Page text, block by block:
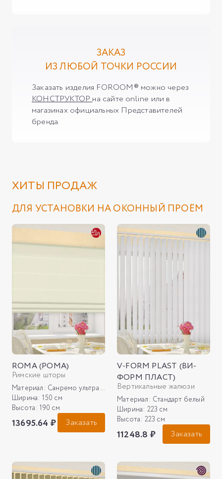
ЗАКАЗ
ИЗ ЛЮБОЙ ТОЧКИ РОССИИ
Заказать изделия FOROOM® можно через
КОНСТРУКТОР на сайте online или в
магазинах официальных Представителей
бренда.
ХИТЫ ПРОДАЖ
ДЛЯ УСТАНОВКИ НА ОКОННЫЙ ПРОЁМ
ROMA (РОМА)
Римские шторы
Материал: Санремо ультра 02, кремовый
Ширина: 150 см
Высота: 190 см
13695.64 ₽ Заказать
V-FORM PLAST (ВИ-
ФОРМ ПЛАСТ)
Вертикальные жалюзи
Материал: Стандарт белый
Ширина: 223 см
Высота: 223 см
11248.8 ₽ Заказать